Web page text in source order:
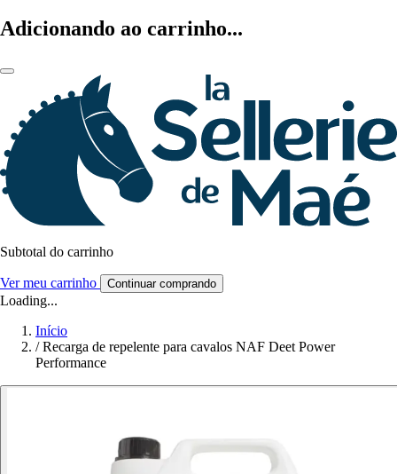
Adicionando ao carrinho...
Subtotal do carrinho
Ver meu carrinho Continuar comprando
Loading...
Início
/ Recarga de repelente para cavalos NAF Deet Power
Performance